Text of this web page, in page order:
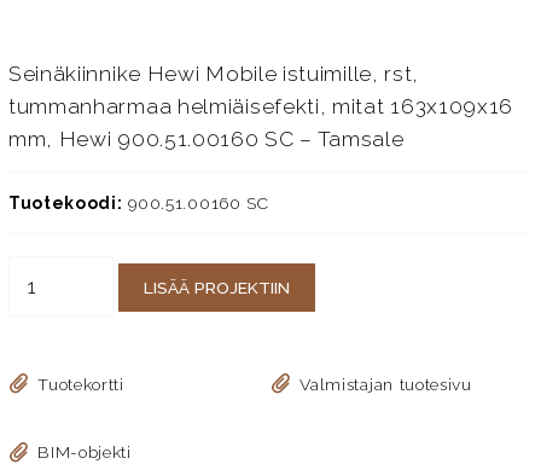
Seinäkiinnike Hewi Mobile istuimille, rst,
tummanharmaa helmiäisefekti, mitat 163x109x16
mm, Hewi 900.51.00160 SC – Tamsale
Tuotekoodi: 900.51.00160 SC
LISÄÄ PROJEKTIIN
Tuotekortti Valmistajan tuotesivu
BIM-objekti